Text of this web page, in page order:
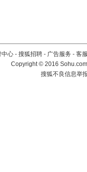
中心 - 搜狐招聘 - 广告服务 - 客
Copyright©2016
搜狐不良信息举